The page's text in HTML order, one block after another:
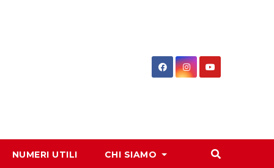
NUMERI UTILI CHI SIAMO